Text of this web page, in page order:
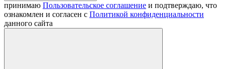
принимаю Пользовательское соглашение и подтверждаю, что
ознакомлен и согласен с Политикой конфиденциальности
данного сайта